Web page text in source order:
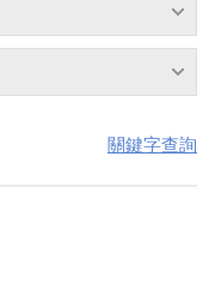
關鍵字查詢